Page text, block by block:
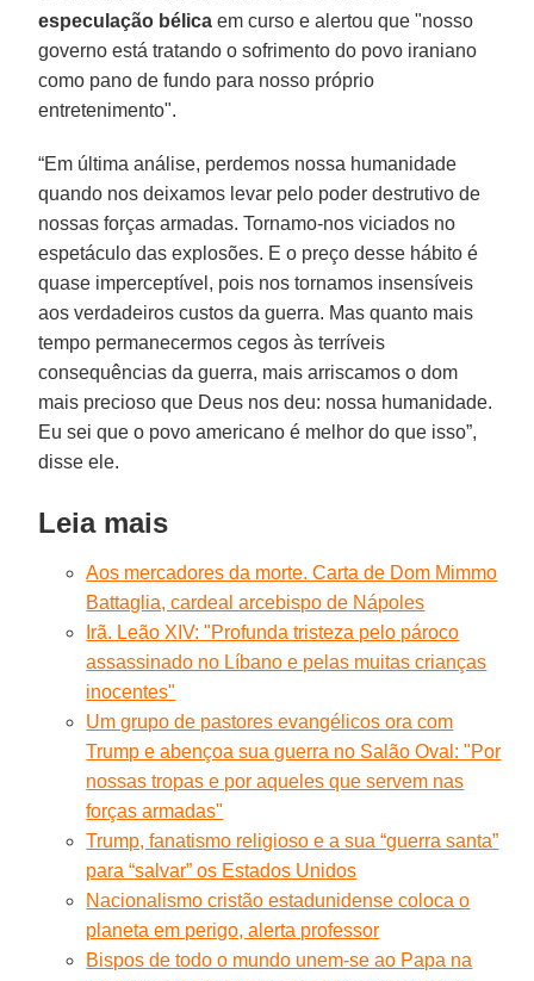
especulação bélica em curso e alertou que "nosso
governo está tratando o sofrimento do povo iraniano
como pano de fundo para nosso próprio
entretenimento".
“Em última análise, perdemos nossa humanidade
quando nos deixamos levar pelo poder destrutivo de
nossas forças armadas. Tornamo-nos viciados no
espetáculo das explosões. E o preço desse hábito é
quase imperceptível, pois nos tornamos insensíveis
aos verdadeiros custos da guerra. Mas quanto mais
tempo permanecermos cegos às terríveis
consequências da guerra, mais arriscamos o dom
mais precioso que Deus nos deu: nossa humanidade.
Eu sei que o povo americano é melhor do que isso”,
disse ele.
Leia mais
Aos mercadores da morte. Carta de Dom Mimmo
Battaglia, cardeal arcebispo de Nápoles
Irã. Leão XIV: "Profunda tristeza pelo pároco
assassinado no Líbano e pelas muitas crianças
inocentes"
Um grupo de pastores evangélicos ora com
Trump e abençoa sua guerra no Salão Oval: "Por
nossas tropas e por aqueles que servem nas
forças armadas"
Trump, fanatismo religioso e a sua “guerra santa”
para “salvar” os Estados Unidos
Nacionalismo cristão estadunidense coloca o
planeta em perigo, alerta professor
Bispos de todo o mundo unem-se ao Papa na